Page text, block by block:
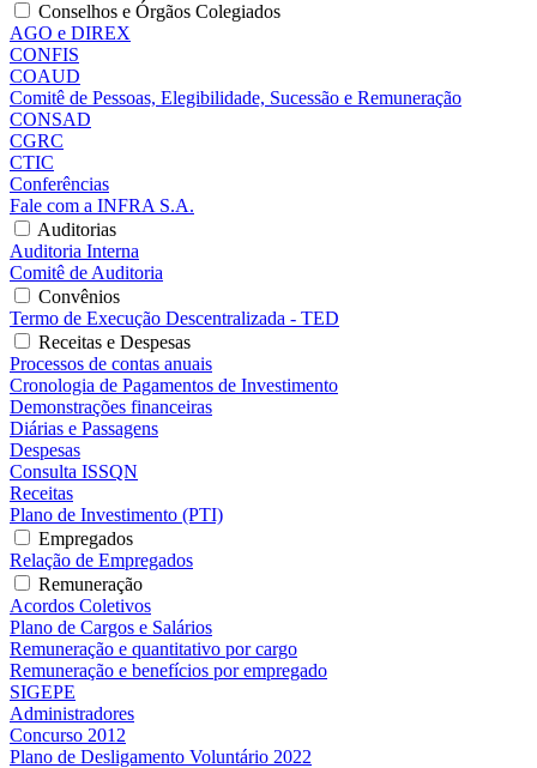
Conselhos e Órgãos Colegiados
AGO e DIREX
CONFIS
COAUD
Comitê de Pessoas, Elegibilidade, Sucessão e Remuneração
CONSAD
CGRC
CTIC
Conferências
Fale com a INFRA S.A.
Auditorias
Auditoria Interna
Comitê de Auditoria
Convênios
Termo de Execução Descentralizada - TED
Receitas e Despesas
Processos de contas anuais
Cronologia de Pagamentos de Investimento
Demonstrações financeiras
Diárias e Passagens
Despesas
Consulta ISSQN
Receitas
Plano de Investimento (PTI)
Empregados
Relação de Empregados
Remuneração
Acordos Coletivos
Plano de Cargos e Salários
Remuneração e quantitativo por cargo
Remuneração e benefícios por empregado
SIGEPE
Administradores
Concurso 2012
Plano de Desligamento Voluntário 2022